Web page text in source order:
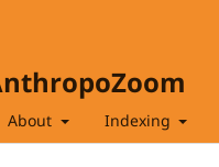
About Indexing